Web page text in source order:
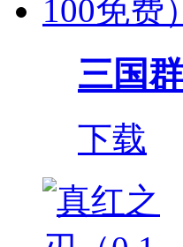
三国
下载